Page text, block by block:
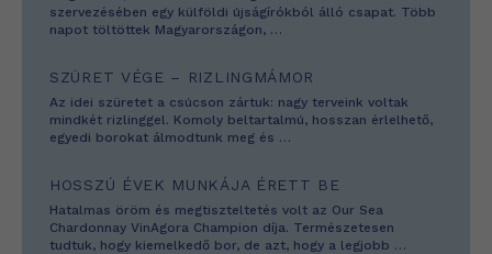
szervezésében egy külföldi újságírókból álló csapat. Több
napot töltöttek Magyarországon, …
SZÜRET VÉGE – RIZLINGMÁMOR
Az idei szüretet a csúcson zártuk: nagy terveink voltak
mindkét rizlinggel. Komoly beltartalmú, hosszan érlelhető,
egyedi borokat álmodtunk meg és …
HOSSZÚ ÉVEK MUNKÁJA ÉRETT BE
Hatalmas öröm és megtiszteltetés volt az Our Sea
Chardonnay VinAgora Champion díja. Természetesen
tudtuk, hogy kiemelkedő bor, de azt, hogy a legjobb …